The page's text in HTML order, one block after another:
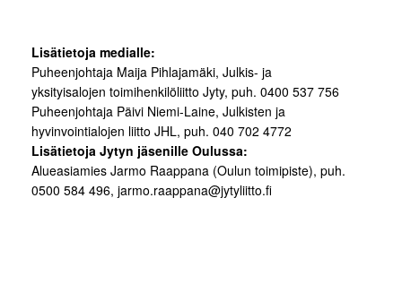
Lisätietoja medialle:
Puheenjohtaja Maija Pihlajamäki, Julkis- ja
yksityisalojen toimihenkilöliitto Jyty, puh. 0400 537 756
Puheenjohtaja Päivi Niemi-Laine, Julkisten ja
hyvinvointialojen liitto JHL, puh. 040 702 4772
Lisätietoja Jytyn jäsenille Oulussa:
Alueasiamies Jarmo Raappana (Oulun toimipiste), puh.
0500 584 496, jarmo.raappana@jytyliitto.fi